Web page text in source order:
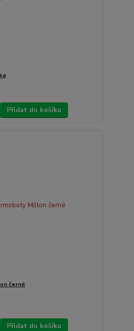
Přidat do košíku
černé
Přidat do košíku